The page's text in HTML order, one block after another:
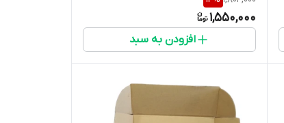
1,550,000
افزودن به سبد